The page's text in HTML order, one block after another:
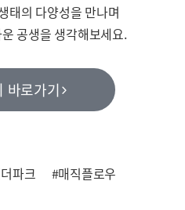
태의 다양성을 만나며
공생을 생각해보세요.
바로가기
파크 #매직플로우